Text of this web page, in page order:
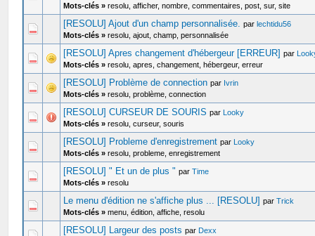
Mots-clés »resolu, afficher, nombre, commentaires, post, sur, site
[RESOLU] Ajout d'un champ personnalisée. parlechtidu56
Mots-clés »resolu, ajout, champ, personnalisée
[RESOLU] Apres changement d'hébergeur [ERREUR] par
Mots-clés »resolu, apres, changement, hébergeur, erreur
[RESOLU] Problème de connection par Ivrin
Mots-clés »resolu, problème, connection
[RESOLU] CURSEUR DE SOURIS par Looky
Mots-clés »resolu, curseur, souris
[RESOLU] Probleme d'enregistrement par Looky
Mots-clés »resolu, probleme, enregistrement
[RESOLU] " Et un de plus " parTime
Mots-clés »resolu
Le menu d'édition ne s'affiche plus ... [RESOLU] parTrick
Mots-clés »menu, édition, affiche, resolu
[RESOLU] Largeur des posts par Dexx